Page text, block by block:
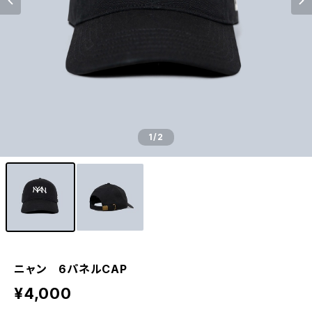
1/2
ニャン 6パネルCAP
¥4,000